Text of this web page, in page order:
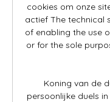
cookies om onze
actief The technical
of enabling the use
or for the sole
Koning van de
persoonlijke duels